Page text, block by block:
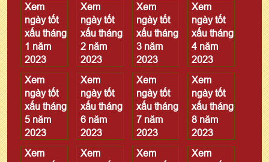
Xem
ngày tốt
xấu tháng
1 năm
2023
Xem
ngày tốt
xấu tháng
2 năm
2023
Xem
ngày tốt
xấu tháng
3 năm
2023
Xem
ngày tốt
xấu tháng
4 năm
2023
Xem
ngày tốt
xấu tháng
5 năm
2023
Xem
ngày tốt
xấu tháng
6 năm
2023
Xem
ngày tốt
xấu tháng
7 năm
2023
Xem
ngày tốt
xấu tháng
8 năm
2023
Xem
Xem
Xem
Xem